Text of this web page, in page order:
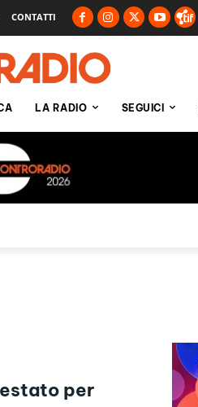
CONTATTI
LA RADIO SEGUICI
per